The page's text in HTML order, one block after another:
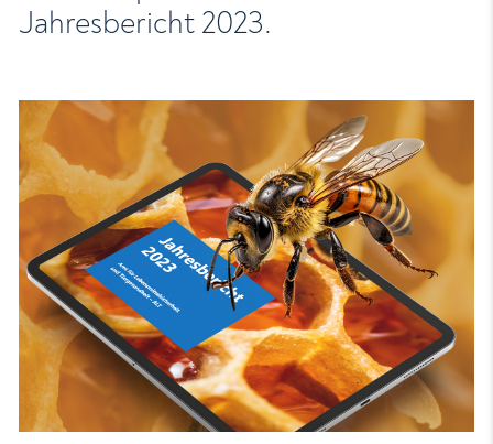
Jahresbericht 2023.